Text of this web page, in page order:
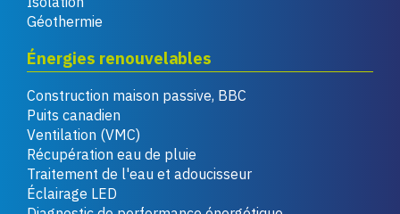
Géothermie
Énergies renouvelables
Construction maison passive, BBC
Puits canadien
Ventilation (VMC)
Récupération eau de pluie
Traitement de l'eau et adoucisseur
Éclairage LED